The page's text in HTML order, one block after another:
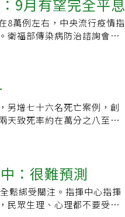
間，臨床醫師須要使用卻無
，台灣卻遲未取得藥證，對
縮小臨床規模、開放援引
核准上市的藥物，引進國內
財團法人醫藥品查驗中心
以根據個別藥品提出須求進
「援引回溯性真實世界數
藥物確實具有療效，且安全
漸緩 感染症恐無藥可醫每年
的新藥中，則僅占2.2%。
抗生素，憂心感染症將變
衛生安全—抗生素抗藥性管
報告指出，美國食藥署
1987年間相比，減少近六
說，目前主要考量幼兒疫苗
疫情差不多，雖仍會
步會以幼兒疫苗接種及國內
短期內疫情狀況。我國日
，莊人祥表示，猴痘疫苗
內維持先前2例猴痘個案。
仁說，他認為BA.4、BA.5進
率很高，對變異株還是有預
，他也呼籲幼兒及青少年打
境解封的做法中，通常都
9月有望完全平息
8萬例左右，中央流行疫情指
衛福部傳染病防治諮詢會預
情會降溫。李秉穎今天上
月全台灣疫情有望完全平
現疫情高峰，但下降速度緩
曲線。李秉穎說，疫情平息
回歸到4月以前，全台沒有
此台灣拖到10月也是有可
另增七十六名死亡案例，創
天致死率約在萬分之八至九
下來將進入高原期，依國
約一萬名新增確診個案，
家一聽很高興，明天脫下口
任研究員何美鄉在臉書發文
縣市依照其人口總數、人
：很難預測
鬆綁受關注。指揮中心指揮
民眾生理、心理都不要受到